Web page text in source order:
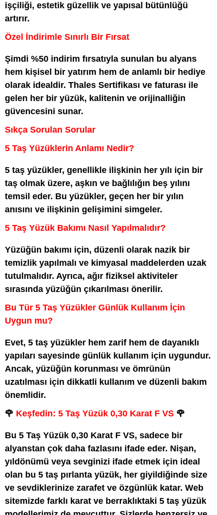
işçiliği, estetik güzellik ve yapısal bütünlüğü
artırır.
Özel İndirimle Sınırlı Bir Fırsat
Şimdi %50 indirim fırsatıyla sunulan bu alyans
hem kişisel bir yatırım hem de anlamlı bir hediye
olarak idealdir. Thales Sertifikası ve faturası ile
gelen her bir yüzük, kalitenin ve orijinalliğin
güvencesini sunar.
Sıkça Sorulan Sorular
5 Taş Yüzüklerin Anlamı Nedir?
5 taş yüzükler, genellikle ilişkinin her yılı için bir
taş olmak üzere, aşkın ve bağlılığın beş yılını
temsil eder. Bu yüzükler, geçen her bir yılın
anısını ve ilişkinin gelişimini simgeler.
5 Taş Yüzük Bakımı Nasıl Yapılmalıdır?
Yüzüğün bakımı için, düzenli olarak nazik bir
temizlik yapılmalı ve kimyasal maddelerden uzak
tutulmalıdır. Ayrıca, ağır fiziksel aktiviteler
sırasında yüzüğün çıkarılması önerilir.
Bu Tür 5 Taş Yüzükler Günlük Kullanım İçin
Uygun mu?
Evet, 5 taş yüzükler hem zarif hem de dayanıklı
yapıları sayesinde günlük kullanım için uygundur.
Ancak, yüzüğün korunması ve ömrünün
uzatılması için dikkatli kullanım ve düzenli bakım
önemlidir.
🌹 Keşfedin: 5 Taş Yüzük 0,30 Karat F VS 🌹
Bu 5 Taş Yüzük 0,30 Karat F VS, sadece bir
alyanstan çok daha fazlasını ifade eder. Nişan,
yıldönümü veya sevginizi ifade etmek için ideal
olan bu 5 taş pırlanta yüzük, her giyildiğinde size
ve sevdiklerinize zarafet ve özgünlük katar. Web
sitemizde farklı karat ve berraklıktaki 5 taş yüzük